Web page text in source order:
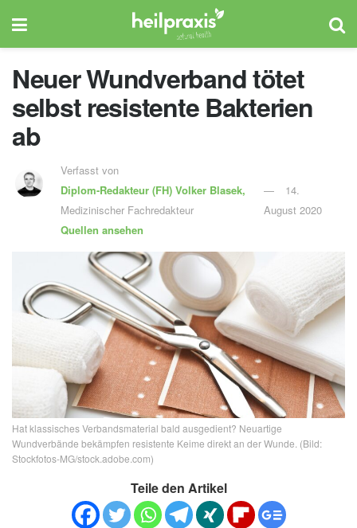
Neuer Wundverband tötet
selbst resistente Bakterien
ab
Verfasst von
Diplom-Redakteur (FH)Volker Blasek,
Medizinischer Fachredakteur
Quellen ansehen
14.
August 2020
Hat klassisches Verbandsmaterial bald ausgedient? Neuartige
Wundverbände bekämpfen resistente Keime direkt an der Wunde. (Bild:
Stockfotos-MG/stock.adobe.com)
Teile den Artikel